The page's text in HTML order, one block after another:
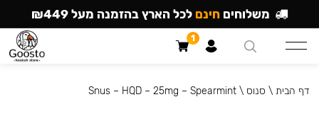
דף הבית \ סנוס \
Snus – HQD – 25mg – Spearmint
משלוחים חינם לכל הארץ בהזמנה מעל ₪449
1